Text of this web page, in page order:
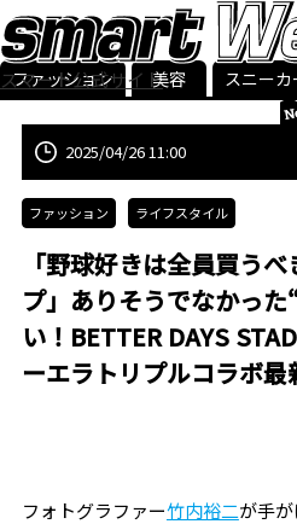
スマート公式サイト
ファッション 美容 スニーカ
2025/04/26 11:00
ファッション ライフスタイル
「野球好きは全員買う
プ」ありそうでなかった
い！BETTER DAYS
ーエラトリプルコラボ最
フォトグラファー竹内裕二が手